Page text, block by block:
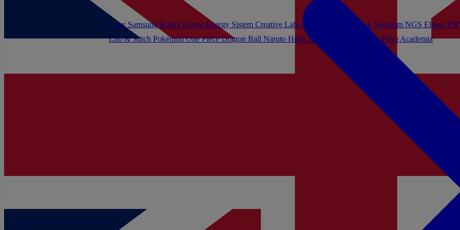
Lilo & Stitch PokémonOne PieceDragon Ball Naruto Hello Kitty My Hero Academia
Sony Samsung Konix Govee Energy Sistem Creative Labs Turtle Beach Sandisk Verbatim NGS Elgato